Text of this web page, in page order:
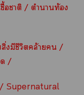
อาติ / ตำาท้อง
งมีชีวิตคล้าย /
ด /
/ Supernatural